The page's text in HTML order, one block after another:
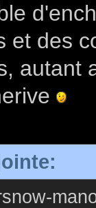
et des
autant